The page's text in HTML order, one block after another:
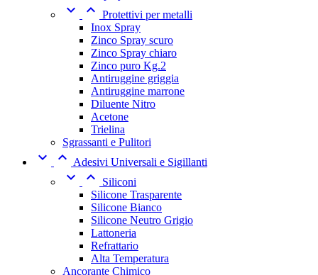
  Protettivi per metalli
Inox Spray
Zinco Spray scuro
Zinco Spray chiaro
Zinco puro Kg.2
Antiruggine griggia
Antiruggine marrone
Diluente Nitro
Acetone
Trielina
Sgrassanti e Pulitori
  Adesivi Universali e Sigillanti
 
Siliconi
Silicone Trasparente
Silicone Bianco
Silicone Neutro Grigio
Lattoneria
Refrattario
Alta Temperatura
Ancorante Chimico